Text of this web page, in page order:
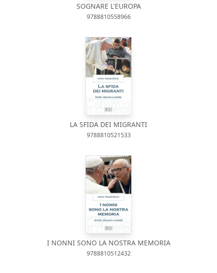
SOGNARE L'EUROPA
9788810558966
LA SFIDA DEI MIGRANTI
9788810521533
I NONNI SONO LA NOSTRA MEMORIA
9788810512432